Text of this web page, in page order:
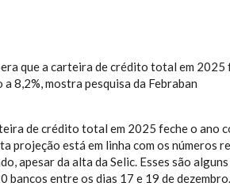
que a carteira de crédito total em 2025
8,2%, mostra pesquisa da Febraban
de crédito total em 2025 feche o ano
projeção está em linha com os números
apesar da alta da Selic. Esses são
bancos entre os dias 17 e 19 de dezembro.